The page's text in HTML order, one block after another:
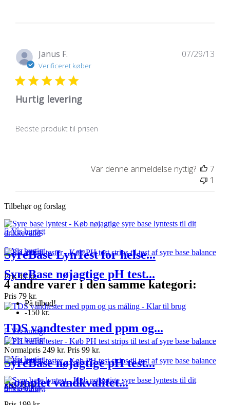
Janus F.
Verificeret køber
Hurtig levering
Bedste produkt til prisen
07/29/13
Var denne anmeldelse nyttig?
7
1
Tilbehør og forslag
SyreBase LynTest for helse...
Pris 49 kr.
Vis hurtigt
SyreBase nøjagtige pH test...
Pris 79 kr.
Vis hurtigt
4 andre varer i den samme kategori:
TDS vandtester med ppm og...
Normalpris 249 kr. Pris 99 kr.
På tilbud!
-150 kr.
Vis hurtigt
SyreBase nøjagtige pH test...
Pris 79 kr.
Vis hurtigt
Komplet vandkvalitet...
Vis hurtigt
Vis hurtigt